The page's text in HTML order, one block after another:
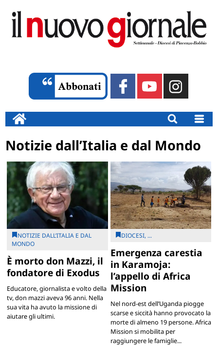
Notizie dall’Italia e dal Mondo
NOTIZIE DALL’ITALIA E DAL
MONDO
È morto don Mazzi, il
fondatore di Exodus
Educatore, giornalista e volto della
tv, don mazzi aveva 96 anni. Nella
sua vita ha avuto la missione di
aiutare gli ultimi.
DIOCESI, ...
Emergenza carestia
in Karamoja:
l’appello di Africa
Mission
Nel nord-est dell’Uganda piogge
scarse e siccità hanno provocato la
morte di almeno 19 persone. Africa
Mission si mobilita per
raggiungere le famiglie...